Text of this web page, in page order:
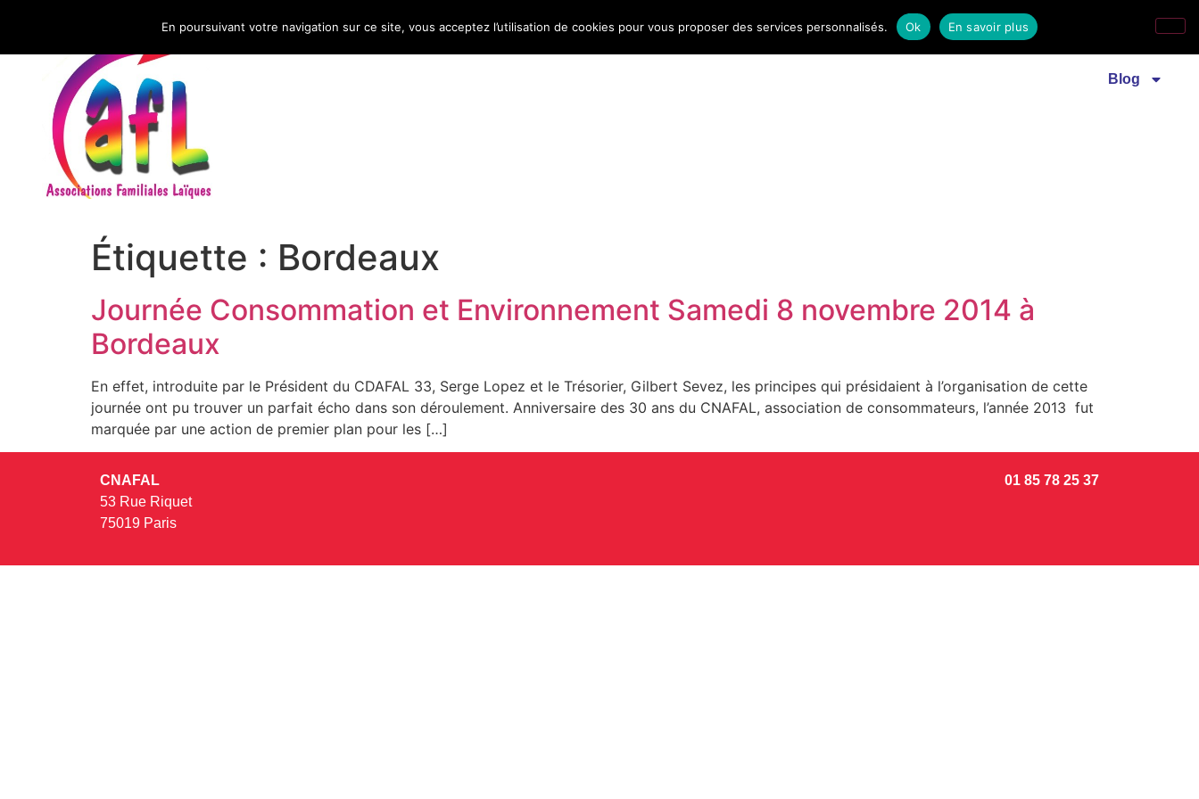
CNAFAL Bulletin d’information Infos conso Revue familles laïques Communiqué de presse
Blog
Étiquette : Bordeaux
Journée Consommation et Environnement Samedi 8 novembre 2014 à
Bordeaux
En effet, introduite par le Président du CDAFAL 33, Serge Lopez et le Trésorier, Gilbert Sevez, les principes qui présidaient à l’organisation de cette
journée ont pu trouver un parfait écho dans son déroulement. Anniversaire des 30 ans du CNAFAL, association de consommateurs, l’année 2013 fut
marquée par une action de premier plan pour les […]
CNAFAL
53 Rue Riquet
75019 Paris
01 85 78 25 37
En poursuivant votre navigation sur ce site, vous acceptez l’utilisation de cookies pour vous proposer des services personnalisés. Ok En savoir plus